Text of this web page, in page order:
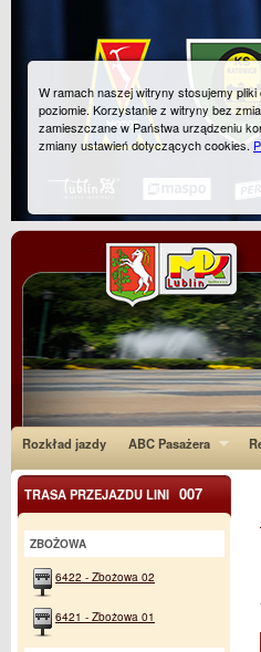
Rozkład jazdy ABC Pasażera
TRASA PRZEJAZDU LINI 007
ZBOŻOWA
6422 - Zbożowa 02
6421 - Zbożowa 01
W ramach naszej witryny stosujemy
poziomie. Korzystanie z witryny bez
zamieszczane w Państwa urządzeniu
zmiany ustawień dotyczących cookies.